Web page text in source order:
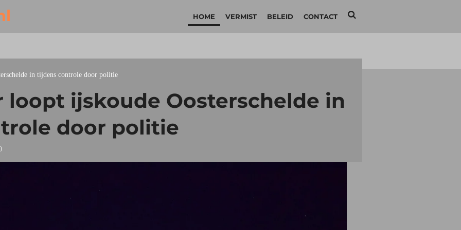
HOME VERMIST BELEID CONTACT
in tijdens controle door politie
loopt ijskoude Oosterschelde in
door politie